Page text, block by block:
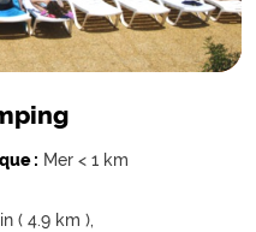
: Mer < 1 km
( 4.9 km ),